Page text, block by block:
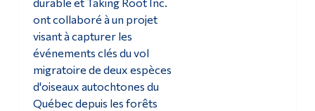
durable et Taking Root Inc.
ont collaboré à un projet
visant à capturer les
événements clés du vol
migratoire de deux espèces
d'oiseaux autochtones du
Québec depuis les forêts